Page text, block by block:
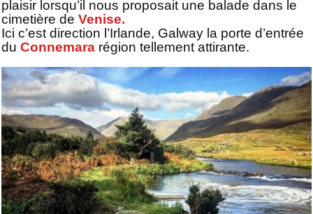
plaisir lorsqu’il nous proposait une balade dans le
cimetière de Venise.
Ici c’est direction l’Irlande, Galway la porte d’entrée
du Connemara région tellement attirante.